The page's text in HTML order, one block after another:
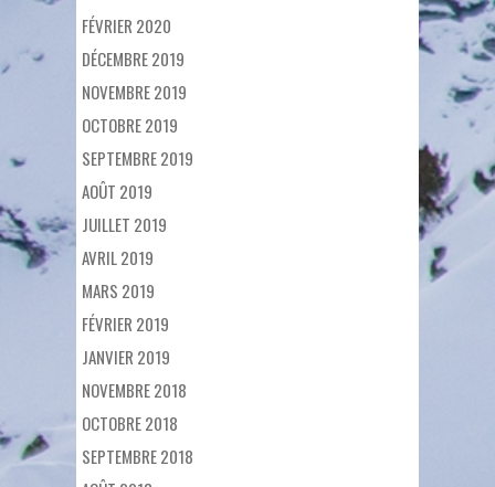
FÉVRIER 2020
DÉCEMBRE 2019
NOVEMBRE 2019
OCTOBRE 2019
SEPTEMBRE 2019
AOÛT 2019
JUILLET 2019
AVRIL 2019
MARS 2019
FÉVRIER 2019
JANVIER 2019
NOVEMBRE 2018
OCTOBRE 2018
SEPTEMBRE 2018